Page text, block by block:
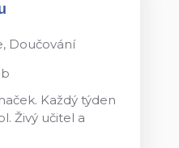
Doučování
Každý týden
Živý učitel a